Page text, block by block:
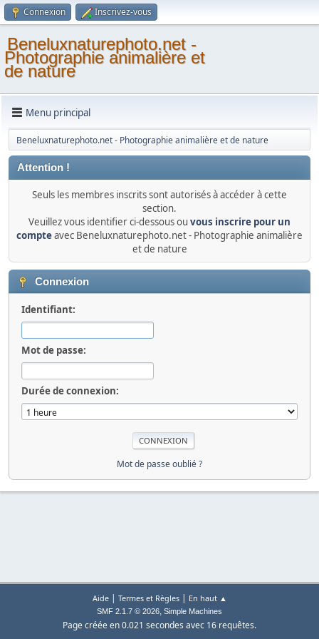
Connexion Inscrivez-vous
Beneluxnaturephoto.net -
Photographie animalière et
de nature
Menu principal
Beneluxnaturephoto.net - Photographie animalière et de nature
Attention !
Seuls les membres inscrits sont autorisés à accéder à cette
section.
Veuillez vous identifier ci-dessous ou vous inscrire pour un
compteavec Beneluxnaturephoto.net - Photographie animalière
et de nature
Connexion
Identifiant:
Mot de passe:
Durée de connexion:
Mot de passe oublié ?
Aide| Termes et Règles| En haut ▲
SMF 2.1.7 © 2026, Simple Machines
Page créée en 0.021 secondes avec 16 requêtes.